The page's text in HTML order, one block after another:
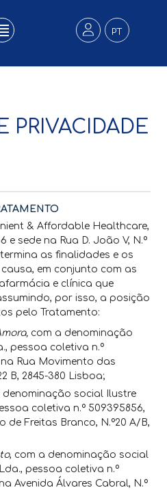
PT
PRIVACIDADE
& Affordable Healthcare,
e sede na Rua D. João V, N.º
as finalidades e os
em conjunto com as
e clínica que
por isso, a posição
pelo Tratamento:
com a denominação
pessoa coletiva n.º
Rua Movimento das
B, 2845-380 Lisboa;
denominação social Ilustre
coletiva n.º 509395856,
de Freitas Branco, N.º20 A/B,
, com a denominação social
pessoa coletiva n.º
Avenida Álvares Cabral, N.º